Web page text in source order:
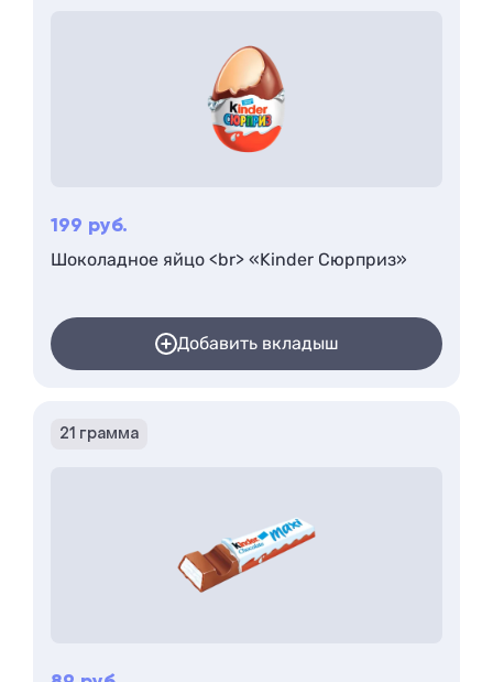
199 руб.
Шоколадное яйцо <br> «Kinder Сюрприз»
Добавить вкладыш
21 грамма